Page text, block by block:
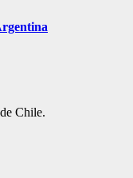
Chile.